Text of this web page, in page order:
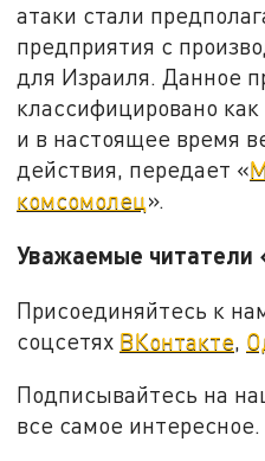
атаки стали
предприятия с
для Израиля. Данное
классифицировано
и в настоящее время
действия, передает «
комсомолец».
Уважаемые читатели
Присоединяйтесь к
соцсетях ВКонтакте
Подписывайтесь на
все самое интересное.